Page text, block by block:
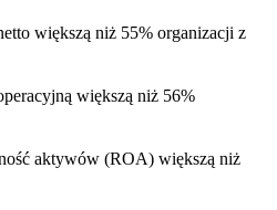
większą niż 55% organizacji z
większą niż 56%
aktywów (ROA) większą niż